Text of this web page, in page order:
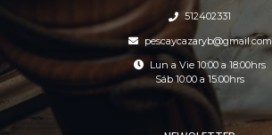
512402331
pescaycazaryb@gmail.com
Lun a Vie 10:00 a 18:00hrs
Sáb 10:00 a 15:00hrs